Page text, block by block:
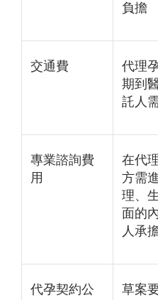
負擔
交通費
代理
期到
託人
專業諮詢費
用
在代
方需
理、
面的
人承
代孕契約公
草案